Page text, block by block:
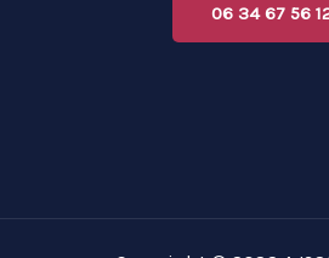
06 34 67 56